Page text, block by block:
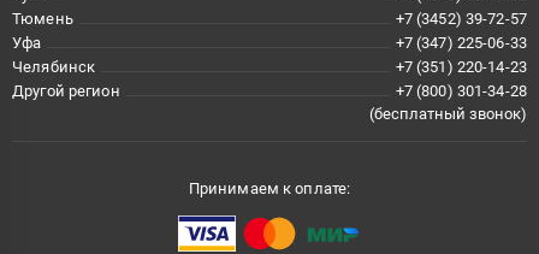
Тюмень
+7 (3452) 39-72-57
Уфа
+7 (347) 225-06-33
Челябинск
+7 (351) 220-14-23
Другой регион
+7 (800) 301-34-28
(бесплатный звонок)
Принимаем к оплате: